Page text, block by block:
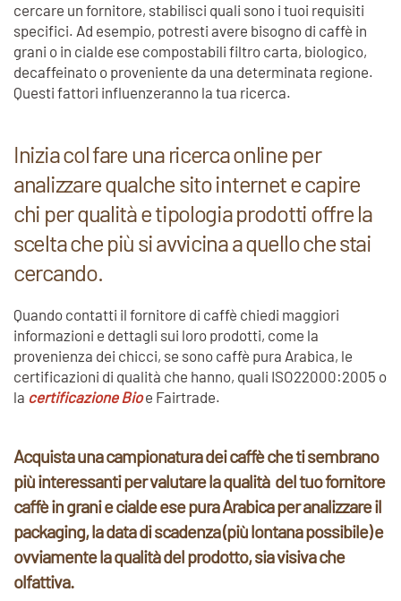
cercare un fornitore, stabilisci quali sono i tuoi requisiti
specifici. Ad esempio, potresti avere bisogno di caffè in
grani o in cialde ese compostabili filtro carta, biologico,
decaffeinato o proveniente da una determinata regione.
Questi fattori influenzeranno la tua ricerca.
Inizia col fare una ricerca online per
analizzare qualche sito internet e capire
chi per qualità e tipologia prodotti offre la
scelta che più si avvicina a quello che stai
cercando.
Quando contatti il fornitore di caffè chiedi maggiori
informazioni e dettagli sui loro prodotti, come la
provenienza dei chicci, se sono caffè pura Arabica, le
certificazioni di qualità che hanno, quali ISO22000:2005 o
la certificazione Bioe Fairtrade.
Acquista una campionatura dei caffè che ti sembrano
più interessanti per valutare la qualità del tuo fornitore
caffè in grani e cialde ese pura Arabica per analizzare il
packaging, la data di scadenza (più lontana possibile) e
ovviamente la qualità del prodotto, sia visiva che
olfattiva.